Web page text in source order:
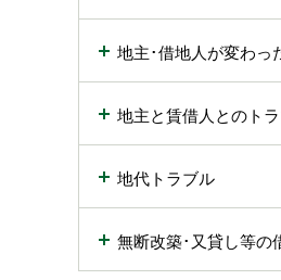
地主･借地人が変わっ
地主と賃借人とのト
地代トラブル
無断改築･又貸し等の